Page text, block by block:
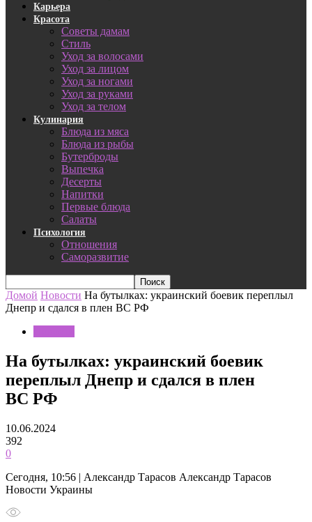
Карьера
Красота
Советы дамам
Стиль
Уход за волосами
Уход за лицом
Уход за ногами
Уход за руками
Уход за телом
Кулинария
Блюда из мяса
Блюда из рыбы
Бутерброды
Выпечка
Десерты
Напитки
Первые блюда
Салаты
Психология
Отношения
Саморазвитие
Домой Новости На бутылках: украинский боевик переплыл
Днепр и сдался в плен ВС РФ
На бутылках: украинский боевик
переплыл Днепр и сдался в плен
ВС РФ
10.06.2024
392
0
Сегодня, 10:56 | Александр Тарасов Александр Тарасов
Новости Украины